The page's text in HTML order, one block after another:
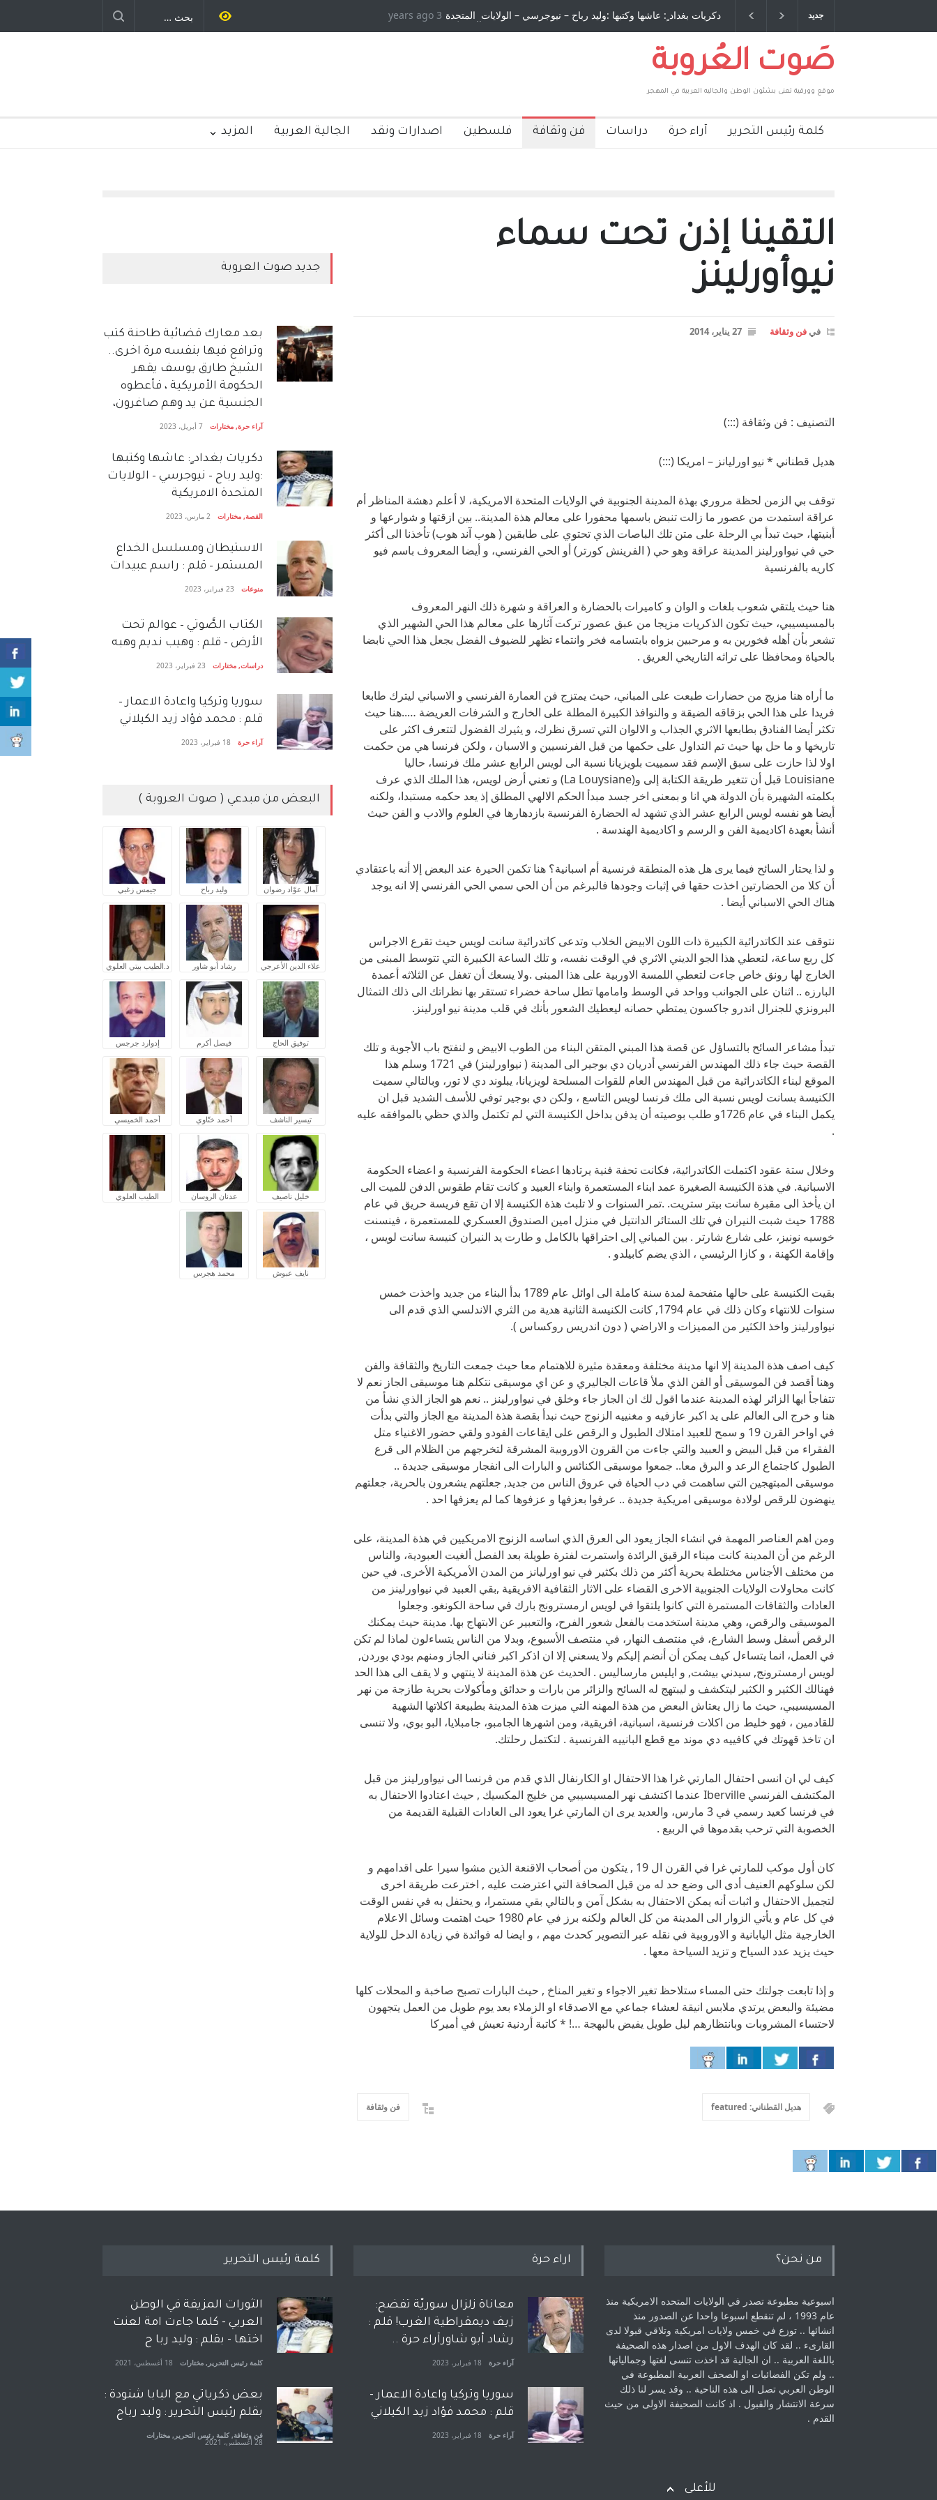
جديد الاستيطان ومسلسل الخداع المستمر - قلم : راسم عبيدات دكريات بغداد ٍ: عاشها وكتبها :وليد رباح – نيوجرسي – الولايات المتحدة
الامريكية
طاحنة كتب وترافع فيها بنفسه مرة اخرى.. الشيخ
صاغرون،
3 years ago
صَوت العُروبة
موقع وورقية تعنى بشئون الوطن والجاليه العربية في المهجر
كلمة رئيس التحرير آراء حرة دراسات فن وثقافة فلسطين اصدارات ونقد الجالية العربية المزيد
التقينا إذن تحت سماء
نيوأورلينز
في فن وثقافة 27 يناير، 2014
التصنيف : فن وثقافة (:::)
هديل قطناني * نيو اورليانز – امريكا (:::)
توقف بي الزمن لحظة مروري بهذة المدينة الجنوبية في الولايات المتحدة الامريكية، لا أعلم دهشة المناظر أم
عراقة استمدت من عصور ما زالت تنبض باسمها محفورا على معالم هذة المدينة.. بين ازقتها و شوارعها و
أبنيتها، حيث تبدأ بي الرحلة على متن تلك الباصات الذي تحتوي على طابقين ( هوب آند هوب) تأخذنا الى أكثر
حي في نيواورلينز المدينة عراقة وهو حي ( الفرينش كورتر) أو الحي الفرنسي، و أيضا المعروف باسم فيو
كاريه بالفرنسية
هنا حيث يلتقي شعوب بلغات و الوان و كاميرات بالحضارة و العراقة و شهرة ذلك النهر المعروف
بالمسيسيبي، حيث تكون الذكريات مزيجا من عبق عصور تركت آثارها على معالم هذا الحي الشهير الذي
تشعر بأن أهله فخورين به و مرحبين بزواه بابتسامه فخر وانتماء تظهر للضيوف الفضل بجعل هذا الحي نابضا
بالحياة ومحافظا على تراثه التاريخي العريق .
ما أراه هنا مزيج من حضارات طبعت على المباني، حيث يمتزج فن العمارة الفرنسي و الاسباني ليترك طابعا
فريدا على هذا الحي بزقاقه الضيقة و والنوافذ الكبيرة المطلة على الخارج و الشرفات العريضة …..هنا حيث
تكثر أيضا الفنادق بطابعها الاثري الجذاب و الالوان التي تسرق نظرك، و يثيرك الفضول لتتعرف اكثر على
تاريخها و ما حل بها حيث تم التداول على حكمها من قبل الفرنسيين و الاسبان ، ولكن فرنسا هي من حكمت
اولا لذا حازت على سبق الإسم فقد سمييت بلويزيانا نسبة الى لويس الرابع عشر ملك فرنسا، حاليا
Louisiane قبل أن تتغير طريقة الكتابة إلى و(La Louysiane) و تعني أرض لويس، هذا الملك الذي عرف
بكلمته الشهيرة بأن الدولة هي انا و بمعنى اخر جسد مبدأ الحكم الالهي المطلق إذ يعد حكمه مستبدا، ولكنه
أيضا هو نفسه لويس الرابع عشر الذي تشهد له الحضارة الفرنسية بازدهارها في العلوم والادب و الفن حيث
أنشأ بعهدة اكاديمية الفن و الرسم و اكاديمية الهندسة .
و لذا يحتار السائح فيما يرى هل هذه المنطقة فرنسية أم اسبانية؟ هنا تكمن الحيرة عند البعض إلا أنه باعتقادي
أن كلا من الحضارتين اخذت حقها في إثبات وجودها فالبرغم من أن الحي سمي الحي الفرنسي إلا انه يوجد
هناك الحي الاسباني أيضا .
نتوقف عند الكاتدرائية الكبيرة ذات اللون الابيض الخلاب وتدعى كاتدرائية سانت لويس حيث تقرع الاجراس
كل ربع ساعة، لتعطي هذا الجو الديني الاثري في الوقت نفسه، و تلك الساعة الكبيرة التي تتوسط المبنى من
الخارج لها رونق خاص جاءت لتعطي اللمسة الاوربية على هذا المبنى .ولا يسعك أن تغفل عن الثلاثه أعمدة
البارزه .. اثنان على الجوانب وواحد في الوسط وامامها تطل ساحة خضراء تستقر بها نظراتك الى ذلك التمثال
البرونزي للجنرال اندرو جاكسون يمتطي حصانه ليعطيك الشعور بأنك في قلب مدينة نيو اورلينز.
تبدأ مشاعر السائح بالتساؤل عن قصة هذا المبني المتقن البناء من الطوب الابيض و لنفتح باب الأجوبة و تلك
القصة حيث جاء ذلك المهندس الفرنسي أدريان دي بوجير الى المدينة ( نيواورلينز) في 1721 وسلم هذا
الموقع لبناء الكاتدرائية من قبل المهندس العام للقوات المسلحة لويزيانا، يبلوند دي لا تور، وبالتالي سميت
الكنيسة بسانت لويس نسبة الى ملك فرنسا لويس التاسع ، ولكن دي بوجير توفي للأسف الشديد قبل ان
يكمل البناء في عام 1726و طلب بوصيته أن يدفن بداخل الكنيسة التي لم تكتمل والذي حظي بالموافقه عليه
.
وخلال ستة عقود اكتملت الكاتدرائية، فكانت تحفة فنية يرتادها اعضاء الحكومة الفرنسية و اعضاء الحكومة
الاسبانية. في هذة الكنيسة الصغيرة عمد ابناء المستعمرة وابناء العبيد و كانت تقام طقوس الدفن للميت الى
ان يأخذ الى مقبرة سانت بيتر ستريت. .تمر السنوات و لا تلبث هذة الكنيسة إلا ان تقع فريسة حريق في عام
1788 حيث شبت النيران في تلك الستائر الدانتيل في منزل امين الصندوق العسكري للمستعمرة ، فينسنت
خوسيه نونيز، على شارع شارتر . بين المباني إلى احتراقها بالكامل و طارت يد النيران كنيسة سانت لويس ،
وإقامة الكهنة ، و كازا الرئيسي ، الذي يضم كابيلدو .
بقيت الكنيسة على حالها متفحمة لمدة سنة كاملة الى اوائل عام 1789 بدأ البناء من جديد واخذت خمس
سنوات للانتهاء وكان ذلك في عام 1794, كانت الكنيسة الثانية هدية من الثري الاندلسي الذي قدم الى
نيواورلينز واخذ الكثير من المميزات و الاراضي ( دون اندريس روكساس ).
كيف اصف هذة المدينة إلا انها مدينة مختلفة ومعقدة مثيرة للاهتمام معا حيث جمعت التاريخ والثقافة والفن
وهنا أقصد فن الموسيقى أو الفن الذي ملأ قاعات الجاليري و عن اي موسيقى نتكلم هنا موسيقى الجاز نعم لا
تتفاجأ ايها الزائر لهذه المدينة عندما اقول لك ان الجاز جاء وخلق في نيواورلينز .. نعم هو الجاز الذي نشأ من
هنا و خرج الى العالم على يد اكبر عازفيه و مغنييه الزنوج حيث نبدأ بقصة هذة المدينة مع الجاز والتي بدأت
في اواخر القرن 19 و سمح للعبيد امتلاك الطبول و الرقص على ايقاعات الفودو ولقي حضور الاغنياء متل
الفقراء من قبل البيض و العبيد والتي جاءت من القرون الاوروبية المشرقة لتخرجهم من الظلام الى قرع
الطبول كاجتماع الرعد و البرق معا.. جمعوا موسيقى الكنائس و البارات الى انفجار موسيقى جديدة ..
موسيقى المبتهجين التي ساهمت في دب الحياة في عروق الناس من جديد, جعلتهم يشعرون بالحرية، جعلتهم
ينهضون للرقص لولادة موسيقى امريكية جديدة .. عرفوا بعزفها و عزفوها كما لم يعزفها احد .
ومن اهم العناصر المهمة في انشاء الجاز يعود الى العرق الذي اساسه الزنوج الامريكيين في هذة المدينة، على
الرغم من أن المدينة كانت ميناء الرقيق الرائدة واستمرت لفترة طويلة بعد الفصل ألغيت العبودية، والناس
من مختلف الأجناس مختلطة بحرية أكثر من ذلك بكثير في نيو اورليانز من المدن الأمريكية الأخرى. في حين
كانت محاولات الولايات الجنوبية الاخرى القضاء على الاثار الثقافية الافريقية ,بقي العبيد في نيواورلينز من
العادات والثقافات المستمرة التي كانوا يلتقوا في لويس ارمسترونج بارك في ساحة الكونغو. وجعلوا
الموسيقى والرقص، وهي مدينة استخدمت بالفعل شعور الفرح، والتعبير عن الابتهاج بها. مدينة حيث يمكنك
الرقص أسفل وسط الشارع، في منتصف النهار، في منتصف الأسبوع، وبدلا من الناس يتساءلون لماذا لم تكن
في العمل، انما يتساءل كيف يمكن أن أنضم إليكم ولا يسعني إلا ان اذكر اكبر فناني الجاز ومنهم بودي بوردن,
لويس ارمسترونج, سيدني بيشت, و ايليس مارساليس . الحديث عن هذة المدينة لا ينتهي و لا يقف الى هذا الحد
فهنالك الكثير و الكثير ليتكشف و ليبتهج له السائح والزائر من بارات و حدائق ومأكولات بحرية طازجة من نهر
المسيسيبي، حيث ما زال يعتاش البعض من هذة المهنه التي ميزت هذة المدينة بطبيعة اكلاتها الشهية
للقادمين ، فهو خليط من اكلات فرنسية، اسبانية، افريقية، ومن اشهرها الجامبو، جامبلايا، البو بوي، ولا تنسى
ان تاخذ قهوتك في كافييه دي موند مع قطع البانييه الفرنسية . لتكتمل رحلتك.
كيف لي ان انسى احتفال المارتي غرا هذا الاحتفال او الكارنفال الذي قدم من فرنسا الى نيواورلينز من قبل
المكتشف الفرنسي Iberville عندما اكتشف نهر المسيسيبي من خليج المكسيك , حيث اعتادوا الاحتفال به
في فرنسا كعيد رسمي في 3 مارس، والعديد يرى ان المارتي غرا يعود الى العادات القبلية القديمة من
الخصوبة التي ترحب بقدموها في الربيع .
كان أول موكب للمارتي غرا في القرن ال 19 , يتكون من أصحاب الاقنعة الذين مشوا سيرا على اقدامهم و
لكن سلوكهم العنيف أدى الى وضع حد له من قبل الصحافة التي اعترضت عليه , اخترعت طريقة اخرى
لتجميل الاحتفال و اثبات أنه يمكن الاحتفال به بشكل آمن و بالتالي بقي مستمرا، و يحتفل به في نفس الوقت
في كل عام و يأتي الزوار الى المدينة من كل العالم ولكنه برز في عام 1980 حيث اهتمت وسائل الاعلام
الخارجية مثل اليابانية و الاوروبية في نقله عبر التصوير كحدث مهم ، و ايضا له فوائدة في زيادة الدخل للولاية
حيث يزيد عدد السياح و تزيد السياحة معها .
و إذا تابعت جولتك حتى المساء ستلاحظ تغير الاجواء و تغير المناخ , حيث البارات تصبح صاخبة و المحلات كلها
مضيئة والبعض يرتدي ملابس انيقة لعشاء جماعي مع الاصدقاء او الزملاء بعد يوم طويل من العمل يتجهون
لاحتساء المشروبات وبانتظارهم ليل طويل يفيض بالبهجة …! * كاتبة أردنية تعيش في أميركا
هديل القطناني: featured فن وثقافة
جديد صوت العروبة
بعد معارك قضائية طاحنة كتب
وترافع فيها بنفسه مرة اخرى..
الشيخ طارق يوسف يقهر
الحكومة الأمريكية ، فأعطوه
الجنسية عن يد وهم صاغرون،
آراء حرة, مختارات 7 أبريل، 2023
دكريات بغداد ٍ: عاشها وكتبها
:وليد رباح – نيوجرسي – الولايات
المتحدة الامريكية
القصة, مختارات 2 مارس، 2023
الاستيطان ومسلسل الخداع
المستمر – قلم : راسم عبيدات
منوعات 23 فبراير، 2023
الكتاب الصَّوتي – عوالم تحت
الأرض – قلم : وهيب نديم وهبه
دراسات, مختارات 23 فبراير، 2023
سوريا وتركيا واعادة الاعمار –
قلم : محمد فؤاد زيد الكيلاني
آراء حرة 18 فبراير، 2023
البعض من مبدعي ( صوت العروبة )
آمال عوّاد رضوان وليد رباح جيمس زغبي
علاء الدين الأعرجي رشاد أبو شاور د.الطيب بيتي العلوي
توفيق الحاج فيصل أكرم إدوارد جرجس
تيسير الناشف أحمد ختّاوي أحمد الخميسي
خليل ناصيف عدنان الروسان الطيب العلوي
نايف عبوش محمد هجرس
من نحن؟
اسبوعية مطبوعة تصدر في الولايات المتحده الامريكية منذ
عام 1993 ، لم ‏تنقطع اسبوعا واحدا عن الصدور منذ
انشائها .. توزع في خمس ولايات امريكية ‏وتلاقي قبولا لدى
القارىء ..‏ لقد كان الهدف الاول من اصدار هذه الصحيفة
باللغة العربية .. ان الجالية قد اخذت ‏تنسى لغتها وجمالياتها
.. ولم تكن الفضائيات او الصحف العربية المطبوعة في
الوطن ‏العربي تصل الى هذه الناحية .. وقد يسر لنا ذلك
سرعة الانتشار والقبول . اذ كانت ‏الصحيفة الاولى من حيث
القدم . ‏
اراء حرة
معاناة زلزال سوريّة تفضح:
زيف ديمقراطية الغرب! قلم :
رشاد أبو شاورآراء حرة ..
آراء حرة 18 فبراير، 2023
سوريا وتركيا واعادة الاعمار -
قلم : محمد فؤاد زيد الكيلاني
آراء حرة 18 فبراير، 2023
كلمة رئيس التحرير
الثورات المزيفة في الوطن
العربي - كلما جاءت امة لعنت
اختها - بقلم : وليد ربا ح
كلمة رئيس التحرير , مختارات 18 أغسطس، 2021
بعض ذكرياتي مع البابا شنودة :
بقلم رئيس التحرير : وليد رباح
فن وثقافة, كلمة رئيس التحرير , مختارات
28 أغسطس، 2021
للأعلى